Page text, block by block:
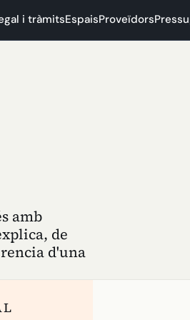
i tràmitsEspaisProveïdors
amb
de
d'una